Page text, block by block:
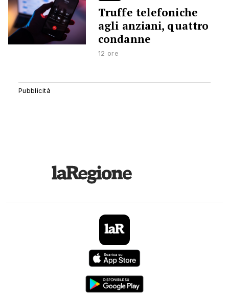
Truffe telefoniche
agli anziani, quattro
condanne
12 ore